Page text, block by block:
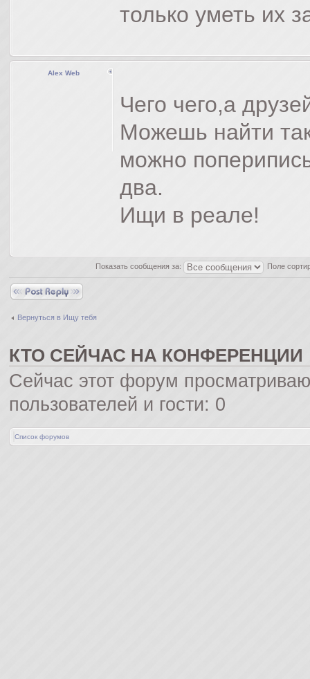
только уметь их
Alex Web
Чего чего,а
Можешь найти
можно
два.
Ищи в реале!
Показать сообщения за: Поле
Ответить
Вернуться в Ищу тебя
КТО СЕЙЧАС НА КОНФЕРЕНЦИИ
Сейчас этот форум
пользователей и гости: 0
Список форумов